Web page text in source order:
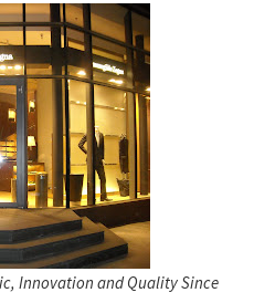
Innovation and Quality Since